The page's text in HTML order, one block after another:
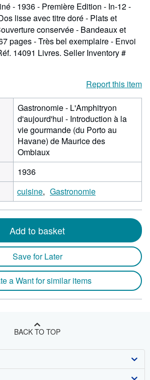
- 1936 - Première Edition - In-12 -
lisse avec titre doré - Plats et
conservée - Bandeaux et
pages - Très bel exemplaire - Envoi
14091 Livres. Seller Inventory #
Report this item
Gastronomie - L'Amphitryon
d'aujourd'hui - Introduction à la
vie gourmande (du Porto au
Havane) de Maurice des
Ombiaux
1936
cuisine Gastronomie
Add to basket
Save for Later
a Want for similar items
BACK TO TOP